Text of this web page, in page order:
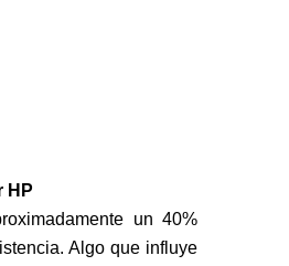
HP
un 40%
Algo que influye